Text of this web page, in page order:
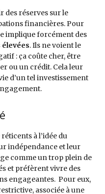
des réserves sur le
financières. Pour
implique forcément des
. Ils ne voient le
: ça coûte cher, être
ou un crédit. Cela leur
d’un tel investissement
à l’idée du
indépendance et leur
comme un trop plein de
et préfèrent vivre des
engageantes. Pour eux,
associée à une